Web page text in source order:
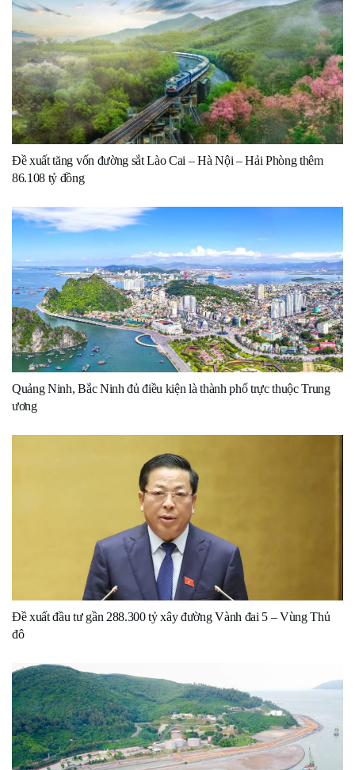
Đề xuất tăng vốn đường sắt Lào Cai – Hà Nội – Hải Phòng thêm
86.108 tỷ đồng
Quảng Ninh, Bắc Ninh đủ điều kiện là thành phố trực thuộc Trung
ương
Đề xuất đầu tư gần 288.300 tỷ xây đường Vành đai 5 – Vùng Thủ
đô